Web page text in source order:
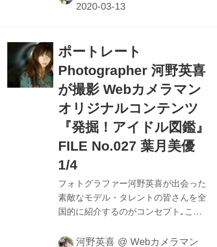
きるのはもちろん､週替わりの撮影小
モデルの動きに合わせてフレームをキ
メる様子を堪能しよう。
ポートレート
Photographer 河野英喜
が撮影 Webカメラマン
オリジナルコンテンツ
『発掘！アイドル図鑑』
FILE No.027 葉月美優
1/4
フォトグラファー河野英喜が出会った
素敵なモデル・タレントの皆さんを全
国的に紹介するのがコンセプト｡ここ
インダー内の様子を垣間見ることがで
河野英喜 @ Webカメラマン